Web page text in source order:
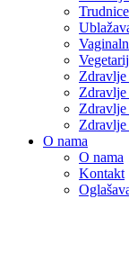
Zdravlje
Zdravlje
Zdravlje
Zdravlje
O nama
O nama
Kontakt